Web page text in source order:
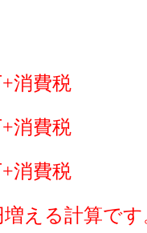
消費税
消費税
消費税
える計算で